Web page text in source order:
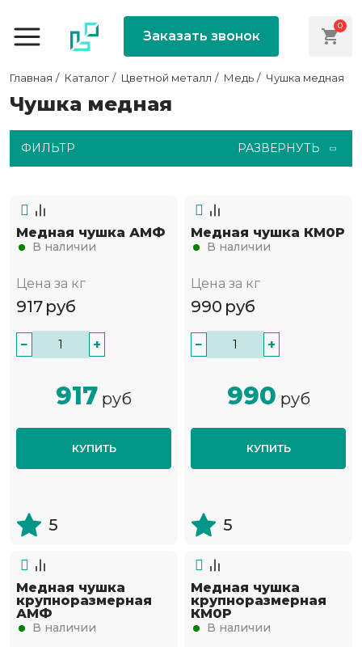
Заказать звонок
0
Главная Каталог Цветной металл Медь Чушка медная
Чушка медная
ФИЛЬТР РАЗВЕРНУТЬ
Медная чушка АМФ
В наличии
Цена за кг
917 руб
− +
917 руб
КУПИТЬ
5
Медная чушка КМ0Р
В наличии
Цена за кг
990 руб
− +
990 руб
КУПИТЬ
5
Медная чушка
крупноразмерная
АМФ
В наличии
Медная чушка
крупноразмерная
КМ0Р
В наличии